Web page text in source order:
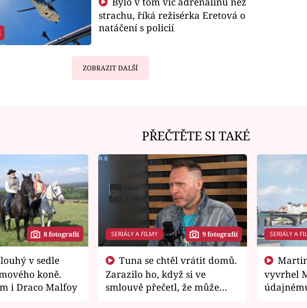
strachu, říká režisérka Eretová o
natáčení s policií
ZOBRAZIT DALŠÍ
PŘEČTĚTE SI TAKÉ
8 fotografií
koně.
i Draco Malfoy
SERIÁLY A FILMY 9 fotografií
Zarazilo ho, když si ve
smlouvě přečetl, že může
SERIÁLY A
vyvrhel